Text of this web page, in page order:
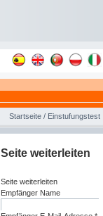
Startseite / Einstufungstest
Seite weiterleiten
Seite weiterleiten
Empfänger Name